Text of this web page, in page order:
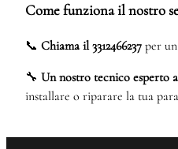
Come funziona il nostro
📞 Chiama il 3312466237 per
🔧 Un nostro tecnico esperto
installare o riparare la tua